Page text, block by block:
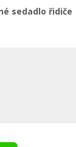
sedadlo řidiče